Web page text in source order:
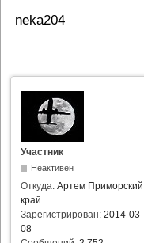
neka204
Участник
Неактивен
Откуда: Артем Приморский
край
Зарегистрирован: 2014-03-
08